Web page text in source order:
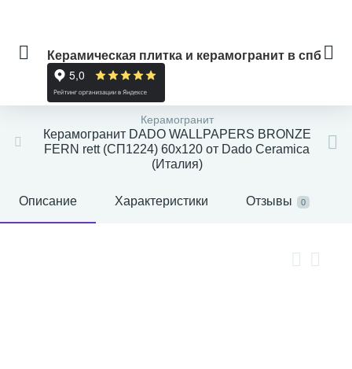
Керамическая плитка и керамогранит в спб
Керамогранит
Керамогранит DADO WALLPAPERS BRONZE
FERN rett (СП1224) 60x120 от Dado Ceramica
(Италия)
Описание Характеристики Отзывы 0